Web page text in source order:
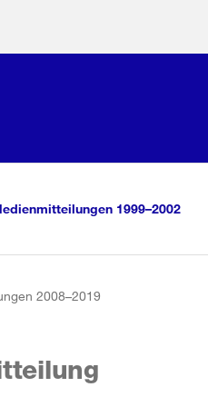
1999–2002
2008–2019